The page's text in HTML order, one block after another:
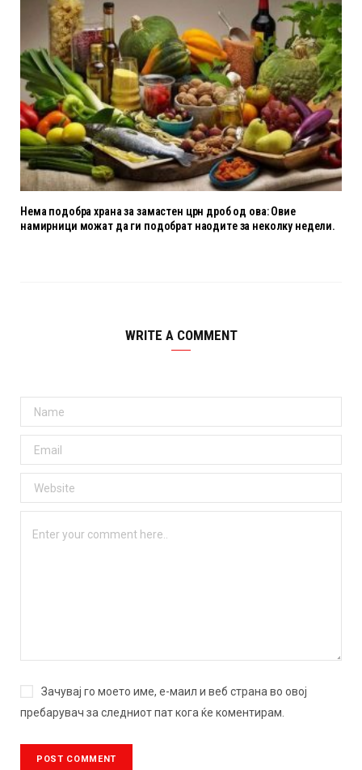
Нема подобра храна за замастен црн дроб од ова: Овие
намирници можат да ги подобрат наодите за неколку недели.
WRITE A COMMENT
Зачувај го моето име, е-маил и веб страна во овој
пребарувач за следниот пат кога ќе коментирам.